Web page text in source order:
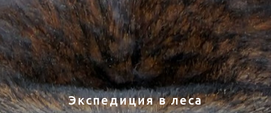
Экспедиция в леса